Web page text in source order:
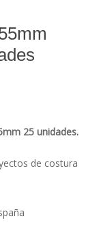
25 unidades.
de costura